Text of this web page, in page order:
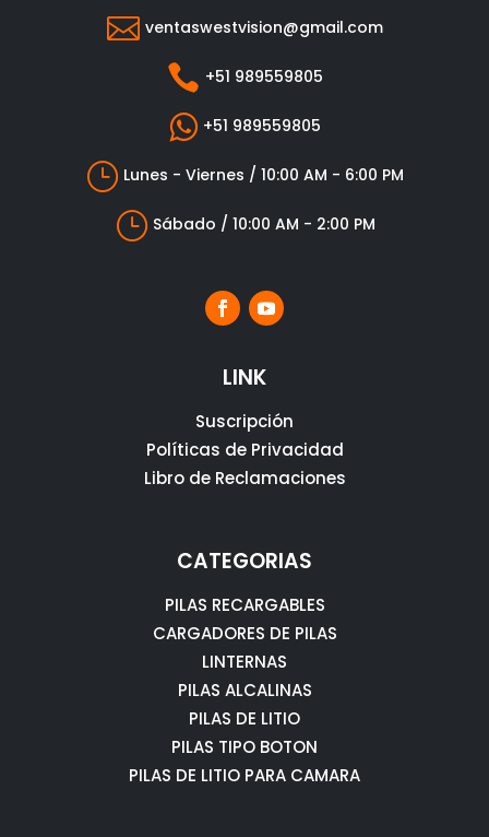
 ventaswestvision@gmail.com
 +51 989559805
 +51 989559805
} Lunes - Viernes / 10:00 AM - 6:00 PM
} Sábado / 10:00 AM - 2:00 PM
LINK
Suscripción
Políticas de Privacidad
Libro de Reclamaciones
CATEGORIAS
PILAS RECARGABLES
CARGADORES DE PILAS
LINTERNAS
PILAS ALCALINAS
PILAS DE LITIO
PILAS TIPO BOTON
PILAS DE LITIO PARA CAMARA